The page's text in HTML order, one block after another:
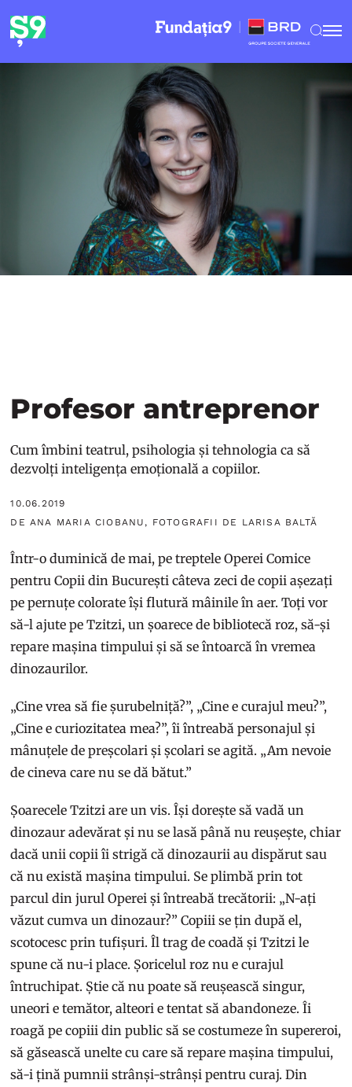
Profesor antreprenor
Cum îmbini teatrul, psihologia și tehnologia ca să
dezvolți inteligența emoțională a copiilor.
10.06.2019
DE ANA MARIA CIOBANU, FOTOGRAFII DE LARISA BALTĂ
Într-o duminică de mai, pe treptele Operei Comice
pentru Copii din București câteva zeci de copii așezați
pe pernuțe colorate își flutură mâinile în aer. Toți vor
să-l ajute pe Tzitzi, un șoarece de bibliotecă roz, să-și
repare mașina timpului și să se întoarcă în vremea
dinozaurilor.
„Cine vrea să fie șurubelniță?”, „Cine e curajul meu?”,
„Cine e curiozitatea mea?”, îi întreabă personajul și
mânuțele de preșcolari și școlari se agită. „Am nevoie
de cineva care nu se dă bătut.”
Șoarecele Tzitzi are un vis. Își dorește să vadă un
dinozaur adevărat și nu se lasă până nu reușește, chiar
dacă unii copii îi strigă că dinozaurii au dispărut sau
că nu există mașina timpului. Se plimbă prin tot
parcul din jurul Operei și întreabă trecătorii: „N-ați
văzut cumva un dinozaur?” Copiii se țin după el,
scotocesc prin tufișuri. Îl trag de coadă și Tzitzi le
spune că nu-i place. Șoricelul roz nu e curajul
întruchipat. Știe că nu poate să reușească singur,
uneori e temător, alteori e tentat să abandoneze. Îi
roagă pe copiii din public să se costumeze în supereroi,
să găsească unelte cu care să repare mașina timpului,
să-i țină pumnii strânși-strânși pentru curaj. Din